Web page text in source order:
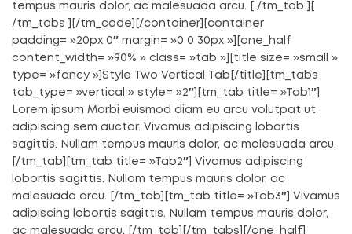
tempus mauris dolor, ac malesuada arcu. [ /tm_tab ][
/tm_tabs ][/tm_code][/container][container
padding= »20px 0″ margin= »0 0 30px »][one_half
content_width= »90% » class= »tab »][title size= »small »
type= »fancy »]Style Two Vertical Tab[/title][tm_tabs
tab_type= »vertical » style= »2″][tm_tab title= »Tab1″]
Lorem ipsum Morbi euismod diam eu arcu volutpat ut
adipiscing sem auctor. Vivamus adipiscing lobortis
sagittis. Nullam tempus mauris dolor, ac malesuada arcu.
[/tm_tab][tm_tab title= »Tab2″] Vivamus adipiscing
lobortis sagittis. Nullam tempus mauris dolor, ac
malesuada arcu. [/tm_tab][tm_tab title= »Tab3″] Vivamus
adipiscing lobortis sagittis. Nullam tempus mauris dolor,
ac malesuada arcu. [/tm_tab][/tm_tabs][/one_half]